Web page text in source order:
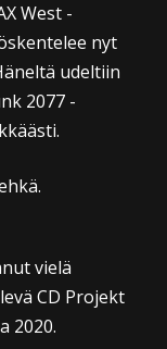
West -
nyt
udeltiin
2077 -
vielä
CD Projekt
2020.